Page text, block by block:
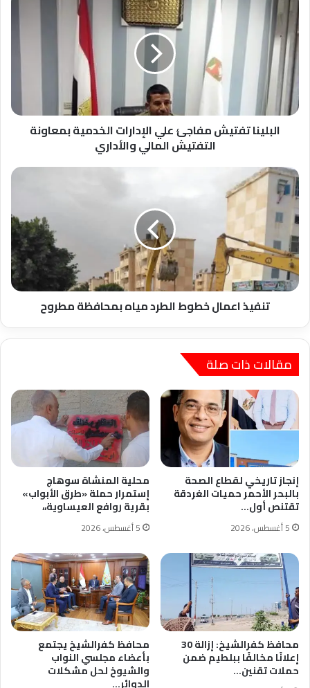
تفتيش
مفاجئ
علي
الإدارات
الخدمية
بمعاونة
التفتيش
المالي
والأداريالبلينا تفتيش مفاجئ علي الإدارات الخدمية بمعاونة
التفتيش المالي والأداري
تنفيذ
اعمال
خطوط
الطرد
مياه
بمحافظة
مطروح
تنفيذ اعمال خطوط الطرد مياه بمحافظة مطروح
مقالات ذات صلة
إنجاز تاريخي لقطاع الصحة
بالبحر الأحمر حميات الغردقة
تقتنص أول…
5 أغسطس، 2026
محلية المنشاة سوهاج
إستمرار حملة «طرق الأبواب»
بقرية روافع العيساوية،،
5 أغسطس، 2026
محافظ كفرالشيخ: إزالة 30
إعلانًا مخالفًا ببلطيم ضمن
حملات تقنين…
محافظ كفرالشيخ يجتمع
بأعضاء مجلسي النواب
والشيوخ لحل مشكلات
الدوائر…